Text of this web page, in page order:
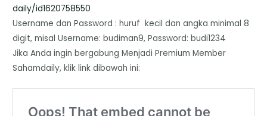
daily/id1620758550
Username dan Password : huruf kecil dan angka minimal 8
digit, misal Username: budiman9, Password: budi1234
Jika Anda ingin bergabung Menjadi Premium Member
Sahamdaily, klik link dibawah ini: